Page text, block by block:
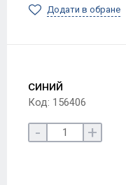
Додати в обране
синий
Код: 156406
- +